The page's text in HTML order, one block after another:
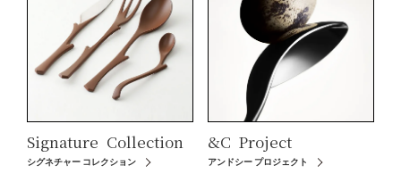
Signature Collection
シグネチャー コレクション
&C Project
アンドシー プロジェクト